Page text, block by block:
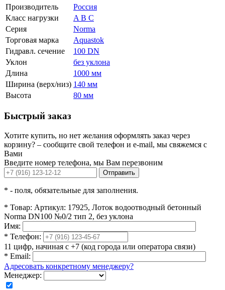
Производитель
Россия
Класс нагрузки
A B C
Серия
Norma
Торговая марка
Aquastok
Гидравл. сечение
100 DN
Уклон
без уклона
Длина
1000 мм
Ширина (верх/низ) 140 мм
Высота
80 мм
Быстрый заказ
Хотите купить, но нет желания оформлять заказ через
корзину? – сообщите свой телефон и e-mail, мы свяжемся с
Вами
Введите номер телефона, мы Вам перезвоним
Отправить
* - поля, обязательные для заполнения.
* Товар: Артикул: 17925, Лоток водоотводный бетонный
Norma DN100 №0/2 тип 2, без уклона
Имя:
* Телефон:
11 цифр, начиная с +7 (код города или оператора связи)
* Email:
Адресовать конкретному менеджеру?
Менеджер: